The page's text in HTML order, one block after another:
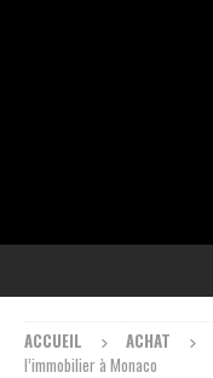
ACCUEIL ACHAT
l’immobilier à Monaco